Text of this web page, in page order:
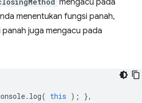
mengacu pada
menentukan fungsi panah,
juga mengacu pada
. log( this );
},